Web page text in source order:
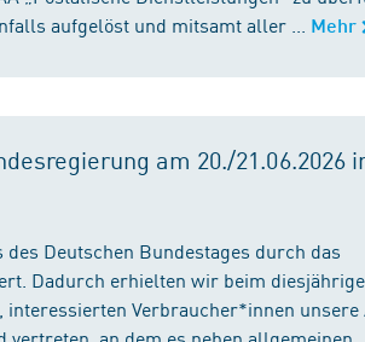
aufgelöst und mitsamt aller ...
Mehr
am 20./21.06.2026
Deutschen Bundestages durch das
Dadurch erhielten wir beim
interessierten Verbraucher*innen